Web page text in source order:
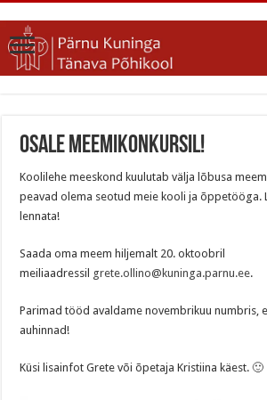
Osale meemikonkursil!
Koolilehe meeskond kuulutab välja lõbusa
peavad olema seotud meie kooli ja õppetööga.
lennata!
Saada oma meem hiljemalt 20. oktoobril
meiliaadressil grete.ollino@kuninga.parnu.ee.
Parimad tööd avaldame novembrikuu numbris,
auhinnad!
Küsi lisainfot Grete või õpetaja Kristiina käest. 🙂